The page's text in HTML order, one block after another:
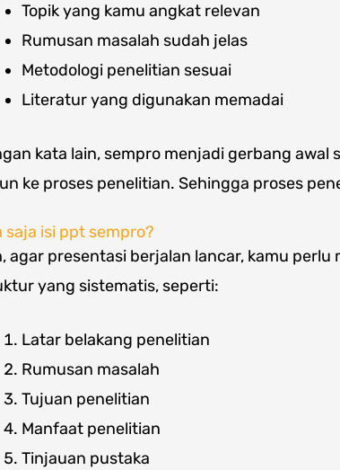
Topik yang kamu angkat relevan
Rumusan masalah sudah jelas
Metodologi penelitian sesuai
Literatur yang digunakan memadai
kata lain, sempro menjadi gerbang awal
ke proses penelitian. Sehingga proses
saja isi ppt sempro?
agar presentasi berjalan lancar, kamu
yang sistematis, seperti:
Latar belakang penelitian
Rumusan masalah
Tujuan penelitian
Manfaat penelitian
Tinjauan pustaka